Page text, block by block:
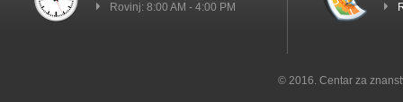
Rovinj: 8:00 AM - 4:00 PM
© 2016. Centar za